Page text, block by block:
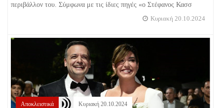
περιβάλλον του. Σύμφωνα με τις ίδιες πηγές «ο Στέφανος Κασσ
Κυριακή 20.10.2024
Αποκλειστικά Κυριακή 20.10.2024